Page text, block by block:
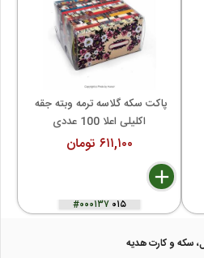
اکلیلی اعلا 100 عددی
۶۱۱,۱۰۰ تومان
delete
remove
add
#۰۰۰۱۳۷۰۱۵
سکه و کارت هدیه